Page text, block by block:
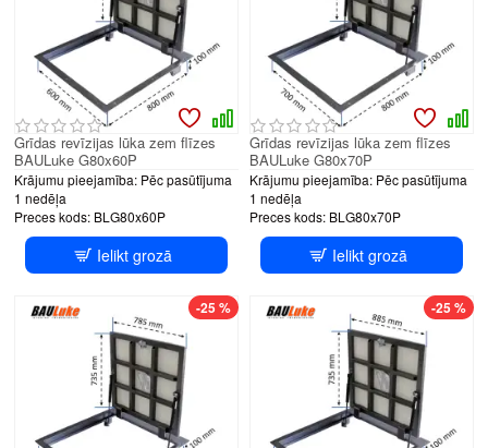
Krājumu pieejamība: Pēc pasūtījuma
1 nedēļa
Preces kods: BLG80x60P
Grīdas revīzijas lūka zem flīzes
BAULuke G80x60P
Ielikt grozā
Krājumu pieejamība: Pēc pasūtījuma
1 nedēļa
Preces kods: BLG80x70P
Grīdas revīzijas lūka zem flīzes
BAULuke G80x70P
Ielikt grozā
-25 % -25 %